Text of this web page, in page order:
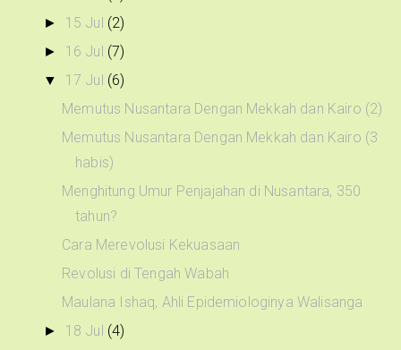
► 15 Jul (2)
► 16 Jul (7)
▼ 17 Jul (6)
Memutus Nusantara Dengan Mekkah dan Kairo (2)
Memutus Nusantara Dengan Mekkah dan Kairo (3
habis)
Menghitung Umur Penjajahan di Nusantara, 350
tahun?
Cara Merevolusi Kekuasaan
Revolusi di Tengah Wabah
Maulana Ishaq, Ahli Epidemiologinya Walisanga
► 18 Jul (4)